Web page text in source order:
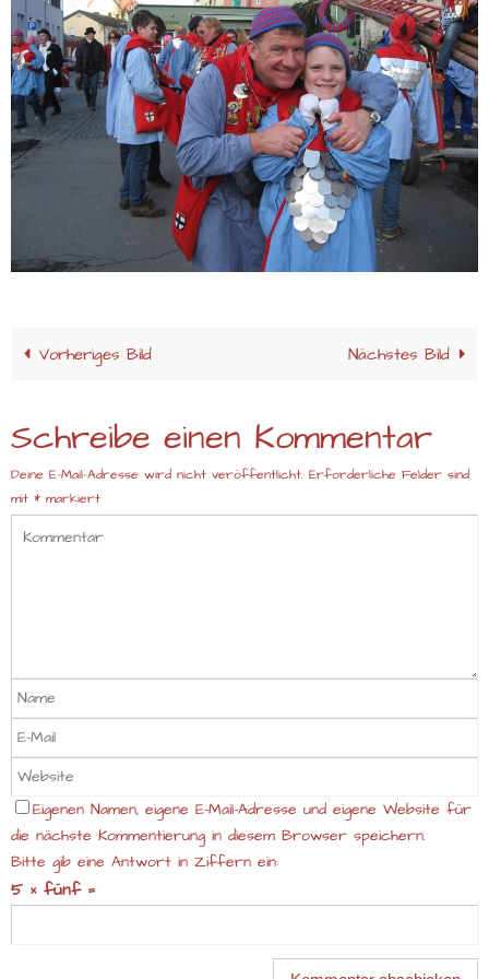
Vorheriges Bild Nächstes Bild
Schreibe einen Kommentar
Deine E-Mail-Adresse wird nicht veröffentlicht. Erforderliche Felder sind
mit * markiert
Eigenen Namen, eigene E-Mail-Adresse und eigene Website für
die nächste Kommentierung in diesem Browser speichern.
Bitte gib eine Antwort in Ziffern ein:
5 × fünf =